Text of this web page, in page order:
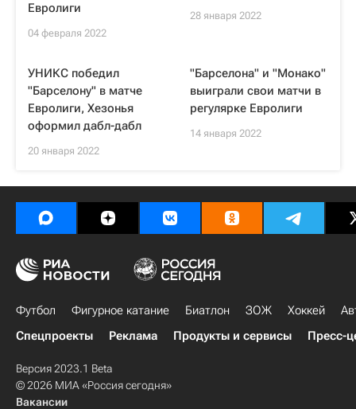
Евролиги
04 февраля 2022
28 января 2022
УНИКС победил
"Барселону" в матче
Евролиги, Хезонья
оформил дабл-дабл
20 января 2022
"Барселона" и "Монако"
выиграли свои матчи в
регулярке Евролиги
14 января 2022
Футбол Фигурное катание Биатлон ЗОЖ Хоккей
Спецпроекты
Реклама Продукты и сервисы Пресс-
Версия 2023.1 Beta
© 2026 МИА «Россия сегодня»
Вакансии